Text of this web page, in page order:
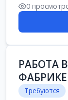
0
РАБОТА
ФАБРИКЕ
Требуются